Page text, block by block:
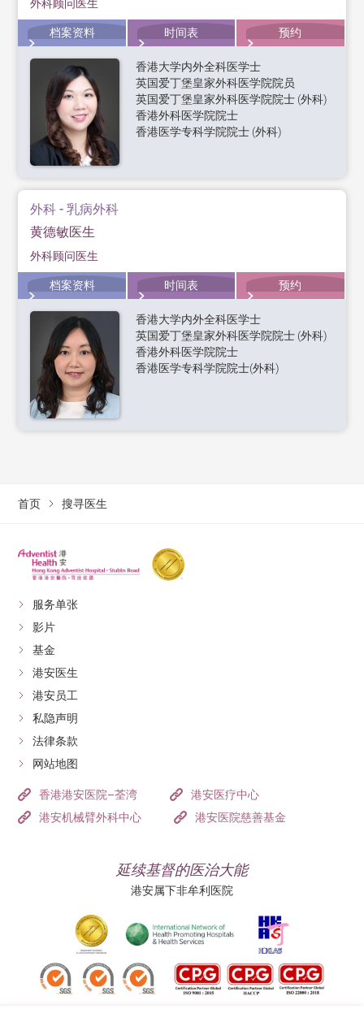
外科顾问医生
档案资料 时间表 预约
香港大学内外全科医学士
英国爱丁堡皇家外科医学院院员
英国爱丁堡皇家外科医学院院士 (外科)
香港外科医学院院士
香港医学专科学院院士 (外科)
外科 - 乳病外科
黄德敏医生
外科顾问医生
档案资料 时间表 预约
香港大学内外全科医学士
英国爱丁堡皇家外科医学院院士 (外科)
香港外科医学院院士
香港医学专科学院院士(外科)
首页 搜寻医生
服务单张
影片
基金
港安医生
港安员工
私隐声明
法律条款
网站地图
香港港安医院–荃湾
港安医疗中心
港安机械臂外科中心
港安医院慈善基金
延续基督的医治大能
港安属下非牟利医院